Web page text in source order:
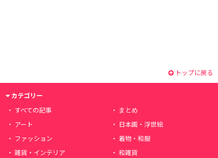
トップに戻る
カテゴリー
すべての記事
まとめ
アート
日本画・浮世絵
ファッション
着物・和服
雑貨・インテリア
和雑貨